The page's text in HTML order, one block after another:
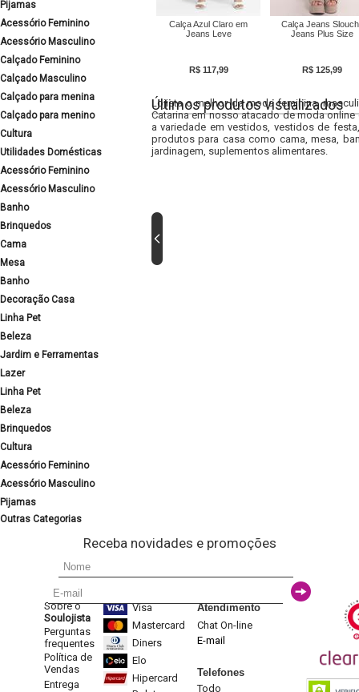
Pijamas
Acessório Feminino
Acessório Masculino
Calçado Feminino
Calçado Masculino
Calçado para menina
Calçado para menino
Cultura
Utilidades Domésticas
Acessório Feminino
Acessório Masculino
Banho
Brinquedos
Cama
Mesa
Banho
Decoração Casa
Linha Pet
Beleza
Jardim e Ferramentas
Lazer
Linha Pet
Beleza
Brinquedos
Cultura
Acessório Feminino
Acessório Masculino
Pijamas
Outras Categorias
Calça Azul Claro em
Jeans Leve
R$ 117,99
Calça Jeans
Jeans Plus Size
R$ 125,99
Últimos produtos visualizados
Lojista o melhor da moda feminina,
Catarina em nosso atacado de moda
a variedade em vestidos, vestidos de
produtos para casa como cama, mesa,
jardinagem, suplementos alimentares.
Receba novidades e promoções
Sobre o
Soulojista
Perguntas
frequentes
Política de
Vendas
Entrega
Visa
Mastercard
Diners
Elo
Hipercard
Atendimento
Chat On-line
E-mail
Telefones
Todo